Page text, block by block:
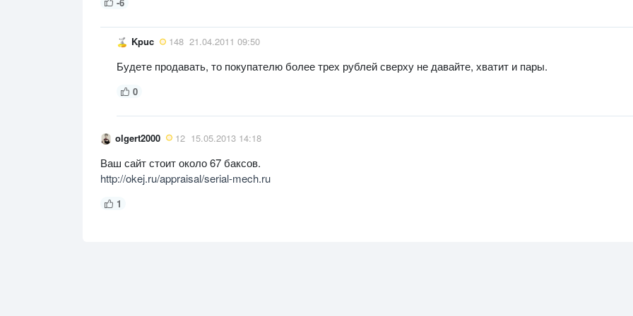
Kpuc 148 21.04.2011 09:50
Будете продавать, то покупателю более трех рублей сверху не давайте, хватит и пары.
0
olgert2000 12 15.05.2013 14:18
Ваш сайт стоит около 67 баксов.
http://okej.ru/appraisal/serial-mech.ru
1